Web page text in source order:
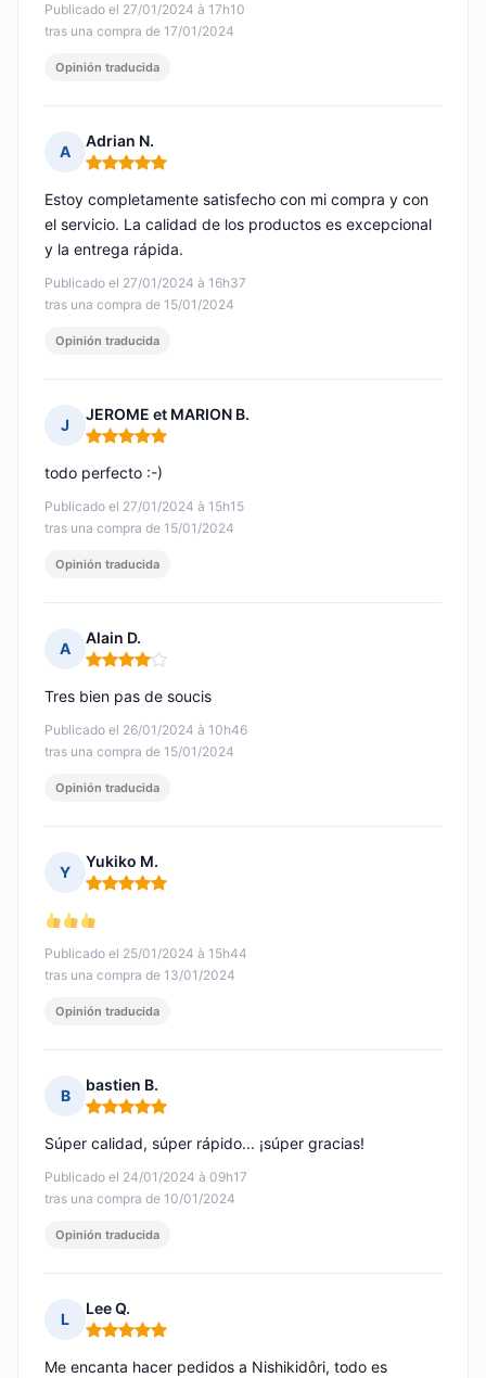
Publicado el 27/01/2024 à 17h10
tras una compra de 17/01/2024
Opinión traducida
A
Adrian N.
Nota: 5 de 5
Publicado el 27/01/2024 à 16h37
tras una compra de 15/01/2024
Estoy completamente satisfecho con mi compra y con
el servicio. La calidad de los productos es excepcional
y la entrega rápida.
Opinión traducida
J
JEROME et MARION B.
Nota: 5 de 5
Publicado el 27/01/2024 à 15h15
tras una compra de 15/01/2024
todo perfecto :-)
Opinión traducida
A
Alain D.
Nota: 4 de 5
Publicado el 26/01/2024 à 10h46
tras una compra de 15/01/2024
Tres bien pas de soucis
Opinión traducida
Y
Yukiko M.
Nota: 5 de 5
Publicado el 25/01/2024 à 15h44
tras una compra de 13/01/2024
Opinión traducida
B
bastien B.
Nota: 5 de 5
Publicado el 24/01/2024 à 09h17
tras una compra de 10/01/2024
Súper calidad, súper rápido... ¡súper gracias!
Opinión traducida
L
Lee Q.
Nota: 5 de 5
Me encanta hacer pedidos a Nishikidôri, todo es